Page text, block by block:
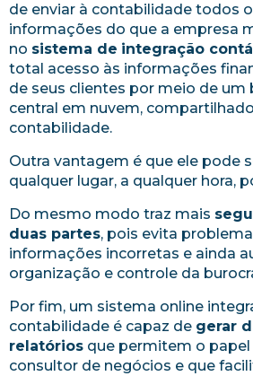
de enviar à contabilidade todos
informações do que a empresa
no sistema de integração
total acesso às informações
de seus clientes por meio de um
central em nuvem,
contabilidade.
Outra vantagem é que ele pode
qualquer lugar, a qualquer hora,
Do mesmo modo traz mais
duas partes, pois evita
informações incorretas e ainda
organização e controle da
Por fim, um sistema online
contabilidade é capaz de gerar
relatórios que permitem o
consultor de negócios e que